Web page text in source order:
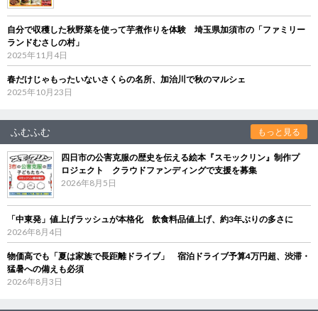
自分で収穫した秋野菜を使って芋煮作りを体験 埼玉県加須市の「ファミリー
ランドむさしの村」
2025年11月4日
春だけじゃもったいないさくらの名所、加治川で秋のマルシェ
2025年10月23日
ふむふむ もっと見る
四日市の公害克服の歴史を伝える絵本『スモックリン』制作プ
ロジェクト クラウドファンディングで支援を募集
2026年8月5日
「中東発」値上げラッシュが本格化 飲食料品値上げ、約3年ぶりの多さに
2026年8月4日
物価高でも「夏は家族で長距離ドライブ」 宿泊ドライブ予算4万円超、渋滞・
猛暑への備えも必須
2026年8月3日